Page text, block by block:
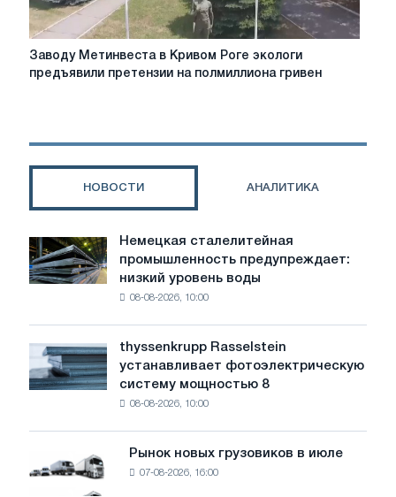
году
Заводу
Метинвеста
экологи
полмиллиона
Заводу Метинвеста в Кривом Роге экологи
предъявили претензии на полмиллиона гривен
НОВОСТИ АНАЛИТИКА
Немецкая
сталелитейная
промышленность
предупреждает:
воды
угрожает
безопасности
Немецкая сталелитейная
промышленность предупреждает:
низкий уровень воды
08-08-2026, 10:00
thyssenkrupp
Rasselstein
устанавливает
фотоэлектрическую
thyssenkrupp Rasselstein
устанавливает фотоэлектрическую
систему мощностью 8
08-08-2026, 10:00
Рынок
новых
Рынок новых грузовиков в июле
07-08-2026, 16:00